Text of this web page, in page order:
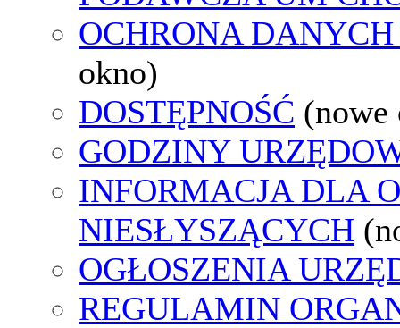
OCHRONA
okno)
DOSTĘPNOŚĆ (nowe
GODZINY
INFORMACJA DLA
NIESŁYSZĄCYCH
OGŁOSZENIA
REGULAMIN